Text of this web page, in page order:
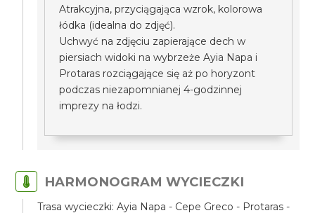
Atrakcyjna, przyciągająca wzrok, kolorowa
łódka (idealna do zdjęć).
Uchwyć na zdjęciu zapierające dech w
piersiach widoki na wybrzeże Ayia Napa i
Protaras rozciągające się aż po horyzont
podczas niezapomnianej 4-godzinnej
imprezy na łodzi.
HARMONOGRAM WYCIECZKI
Trasa wycieczki: Ayia Napa - Cepe Greco - Protaras -